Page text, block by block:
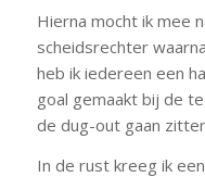
Hierna mocht ik mee
scheidsrechter
heb ik iedereen een
goal gemaakt bij de
de dug-out gaan
In de rust kreeg ik